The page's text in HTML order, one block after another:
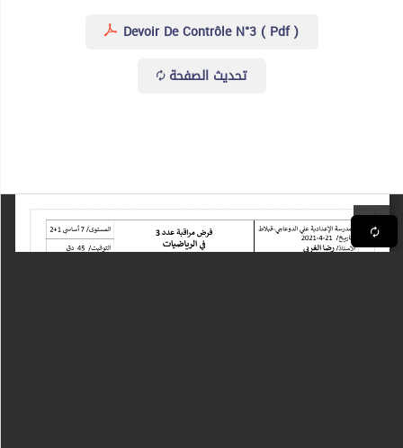
Devoir De Contrôle N°3 ( Pdf )
تحديث الصفحة